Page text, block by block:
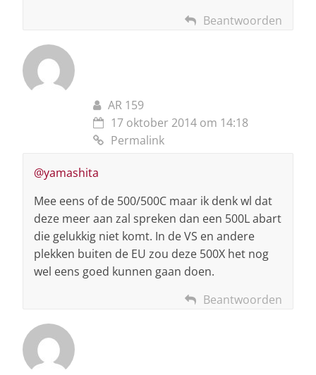
Beantwoorden
AR 159
17 oktober 2014 om 14:18
Permalink
@yamashita
Mee eens of de 500/500C maar ik denk wl dat
deze meer aan zal spreken dan een 500L abart
die gelukkig niet komt. In de VS en andere
plekken buiten de EU zou deze 500X het nog
wel eens goed kunnen gaan doen.
Beantwoorden